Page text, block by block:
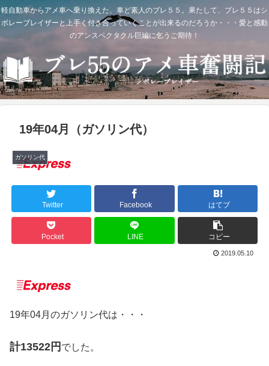
軽自動車からアメ車へ乗り換えた、車ど素人のブレ５５。果たして、ブレ５５はシ
ボレーブレイザーと上手く付き合っていくことが出来るのだろうか・・・愛と感動
のアンスペクタクル巨編に乞うご期待！
19年04月（ガソリン代）
ガソリン代
Twitter Facebook はてブ
Pocket LINE コピー
2019.05.10
19年04月のガソリン代は・・・
計13522円 でした。